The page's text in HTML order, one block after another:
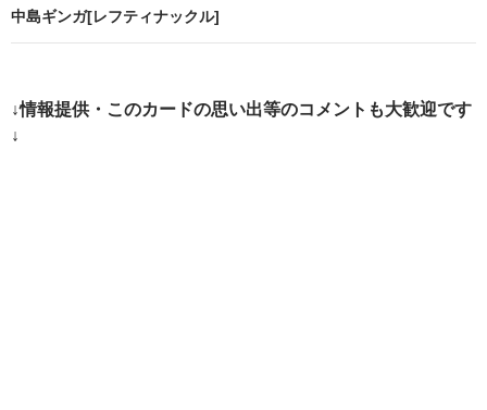
ビ
ー
シ
中島ギンガ[レフティナックル]
↓情報提供・このカードの思い出等のコメントも大歓迎です
↓